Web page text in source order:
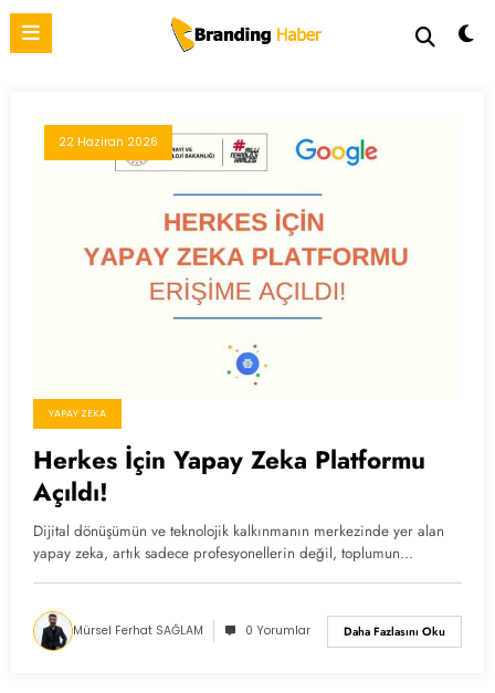
İçeriğe
22 Haziran 2026
YAPAY ZEKA
Herkes İçin Yapay Zeka Platformu
Açıldı!
Dijital dönüşümün ve teknolojik kalkınmanın merkezinde yer alan
yapay zeka, artık sadece profesyonellerin değil, toplumun…
Mürsel Ferhat SAĞLAM 0 Yorumlar Daha Fazlasını Oku